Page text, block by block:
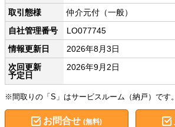
取引態様
仲介元付（一般）
自社管理番号
LO077745
情報更新日
2026年8月3日
次回更新
予定日
2026年9月2日
※間取りの「S」はサービスルーム（納戸）です。
お問合せ (無料)